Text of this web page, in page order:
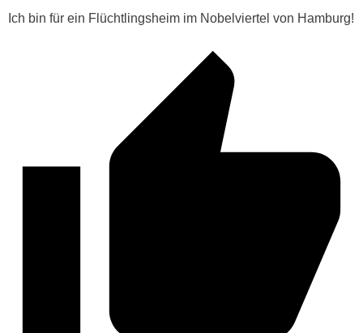
Ich bin für ein Flüchtlingsheim im Nobelviertel von Hamburg!